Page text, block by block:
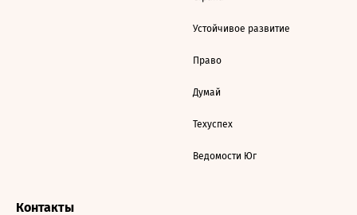
Устойчивое развитие
Право
Думай
Техуспех
Ведомости Юг
Контакты